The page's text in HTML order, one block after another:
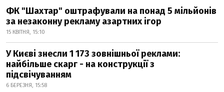
ФК "Шахтар" оштрафували на понад 5 мільйонів
за незаконну рекламу азартних ігор
15 КВІТНЯ, 15:10
У Києві знесли 1 173 зовнішньої реклами:
найбільше скарг - на конструкції з
підсвічуванням
6 БЕРЕЗНЯ, 15:58